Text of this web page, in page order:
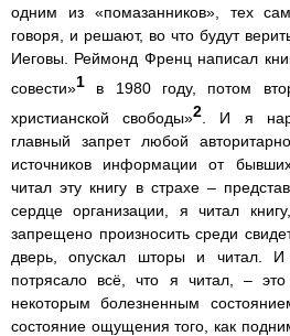
одним из «помазанников», тех
говоря, и решают, во что будут
Иеговы. Реймонд Френц написал
совести»1 в 1980 году, потом
христианской свободы»2 . И я
главный запрет любой
источников информации от
читал эту книгу в страхе –
сердце организации, я читал
запрещено произносить среди
дверь, опускал шторы и читал.
потрясало всё, что я читал, –
некоторым болезненным
состояние ощущения того, как